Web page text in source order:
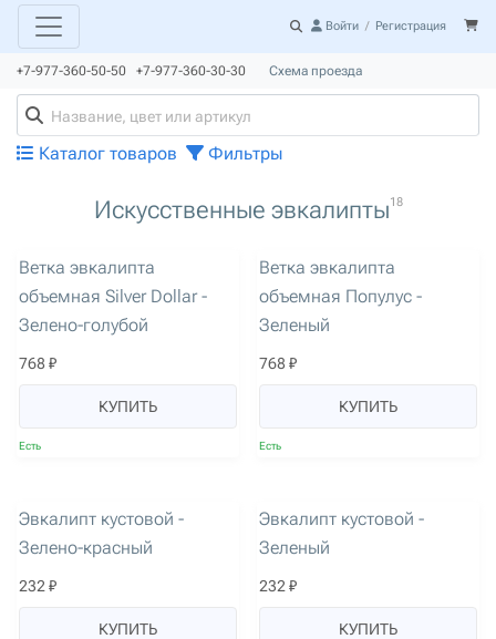
Войти / Регистрация
+7-977-360-50-50 +7-977-360-30-30 Схема проезда
Каталог товаров Фильтры
Искусственные эвкалипты18
Ветка эвкалипта
объемная Silver Dollar -
Зелено-голубой
768 ₽
КУПИТЬ
Есть
Ветка эвкалипта
объемная Популус -
Зеленый
768 ₽
КУПИТЬ
Есть
Эвкалипт кустовой -
Зелено-красный
232 ₽
КУПИТЬ
Эвкалипт кустовой -
Зеленый
232 ₽
КУПИТЬ